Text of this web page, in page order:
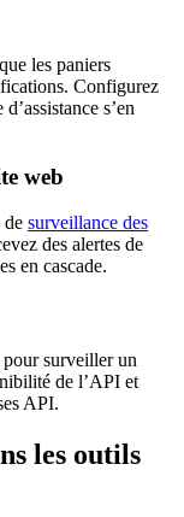
les paniers
Configurez
s’en
web
de surveillance des
des alertes de
en cascade.
pour surveiller un
de l’API et
API.
les outils